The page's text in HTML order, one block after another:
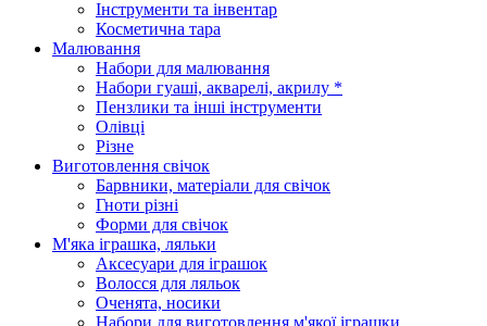
Інструменти та інвентар
Косметична тара
Малювання
Набори для малювання
Набори гуаші, акварелі, акрилу *
Пензлики та інші інструменти
Олівці
Різне
Виготовлення свічок
Барвники, матеріали для свічок
Гноти різні
Форми для свічок
М'яка іграшка, ляльки
Аксесуари для іграшок
Волосся для ляльок
Оченята, носики
Набори для виготовлення м'якої іграшки